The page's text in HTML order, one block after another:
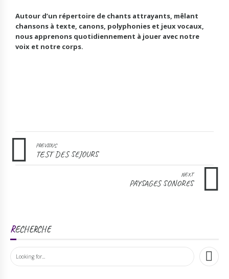
Autour d’un répertoire de chants attrayants, mêlant
chansons à texte, canons, polyphonies et jeux vocaux,
nous apprenons quotidiennement à jouer avec notre
voix et notre corps.
PREVIOUS
TEST DES SEJOURS
NEXT
PAYSAGES SONORES
RECHERCHE